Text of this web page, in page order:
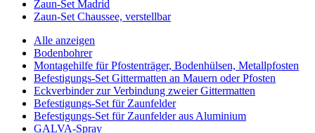
Zaun-Set Madrid
Zaun-Set Chaussee, verstellbar
Alle anzeigen
Bodenbohrer
Montagehilfe für Pfostenträger, Bodenhülsen, Metallpfosten
Befestigungs-Set Gittermatten an Mauern oder Pfosten
Eckverbinder zur Verbindung zweier Gittermatten
Befestigungs-Set für Zaunfelder
Befestigungs-Set für Zaunfelder aus Aluminium
GALVA-Spray